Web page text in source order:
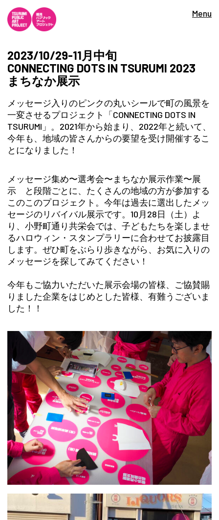
Menu
2023/10/29-11月中旬
CONNECTING DOTS IN TSURUMI 2023
まちなか展示
メッセージ入りのピンクの丸いシールで町の風景を
一変させるプロジェクト「CONNECTING DOTS IN
TSURUMI」。2021年から始まり、2022年と続いて、
今年も、地域の皆さんからの要望を受け開催するこ
とになりました！
メッセージ集め〜選考会〜まちなか展示作業〜展
示 と段階ごとに、たくさんの地域の方が参加する
このこのプロジェクト。今年は過去に選出したメッ
セージのリバイバル展示です。10月28日（土）よ
り、小野町通り共栄会では、子どもたちを楽しませ
るハロウィン・スタンプラリーに合わせてお披露目
します。ぜひ町をぶらり歩きながら、お気に入りの
メッセージを探してみてください！
今年もご協力いただいた展示会場の皆様、ご協賛賜
りました企業をはじめとした皆様、有難うございま
した！！